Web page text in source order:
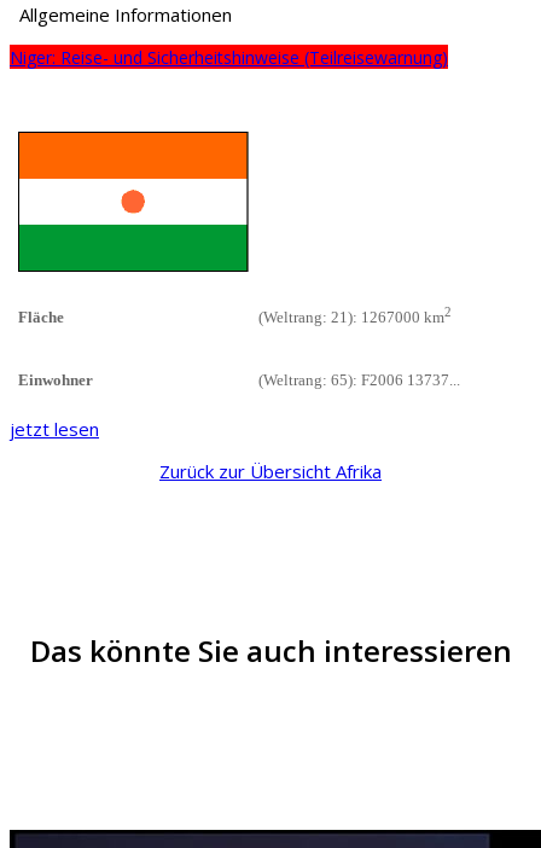
Allgemeine Informationen
Niger: Reise- und Sicherheitshinweise (Teilreisewarnung)
Fläche (Weltrang: 21): 1267000 km2
Einwohner (Weltrang: 65): F2006 13737...
jetzt lesen
Zurück zur Übersicht Afrika
Das könnte Sie auch interessieren